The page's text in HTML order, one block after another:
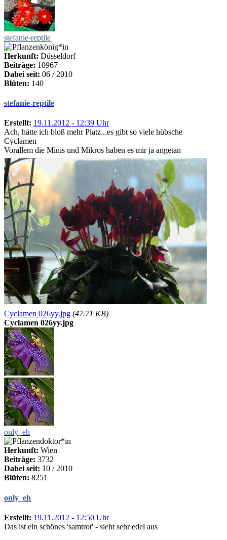
stefanie-reptile
Herkunft: Düsseldorf
Beiträge: 10967
Dabei seit: 06 / 2010
Blüten: 140
stefanie-reptile
Erstellt: 19.11.2012 - 12:39 Uhr
Ach, hätte ich bloß mehr Platz...es gibt so viele hübsche
Cyclamen
Vorallem die Minis und Mikros haben es mir ja angetan
Cyclamen 026yy.jpg (47.71 KB)
Cyclamen 026yy.jpg
only_eh
Herkunft: Wien
Beiträge: 3732
Dabei seit: 10 / 2010
Blüten: 8251
only_eh
Erstellt: 19.11.2012 - 12:50 Uhr
Das ist ein schönes 'samtrot' - sieht sehr edel aus